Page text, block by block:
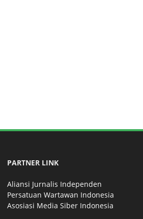
PARTNER LINK
Aliansi Jurnalis Independen
Persatuan Wartawan Indonesia
Asosiasi Media Siber Indonesia